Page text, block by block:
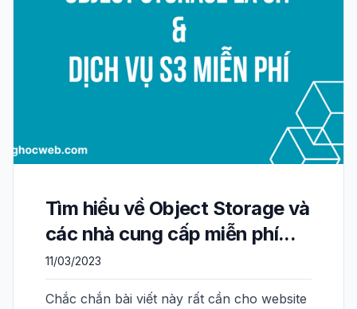
Tìm hiểu về Object Storage và
các nhà cung cấp miễn phí...
11/03/2023
Chắc chắn bài viết này rất cần cho website